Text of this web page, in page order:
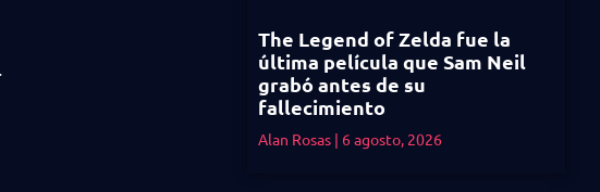
The Legend of Zelda fue la
última película que Sam Neil
grabó antes de su
fallecimiento
Alan Rosas 6 agosto, 2026